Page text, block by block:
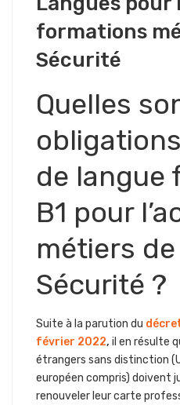
formations
Sécurité
Quelles
de langue
B1 pour
métiers de
Sécurité ?
Suite à la parution du
février 2022, il en résulte
étrangers sans distinction
européen compris) doivent
renouveler leur carte